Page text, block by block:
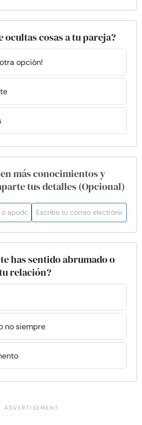
ocultas cosas a tu pareja?
opción!
más conocimientos y
tus detalles (Opcional)
has sentido abrumado o
relación?
no siempre